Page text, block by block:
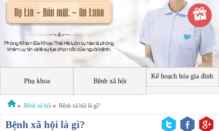
Phụ khoa Bệnh xã hội
Kế hoạch hóa gia đình
Bệnh xã hội Bệnh xã hội là gì?
Bệnh xã hội là gì?